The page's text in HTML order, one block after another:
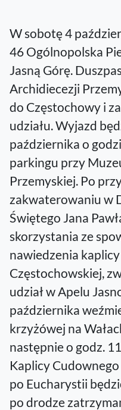
W sobotę 4
46 Ogólnopolska
Jasną Górę.
Archidiecezji
do Częstochowy i
udziału. Wyjazd
października o
parkingu przy
Przemyskiej. Po
zakwaterowaniu w
Świętego Jana
skorzystania ze
nawiedzenia
Częstochowskiej,
udział w Apelu
października
krzyżówej na
następnie o godz.
Kaplicy
po Eucharystii
po drodze